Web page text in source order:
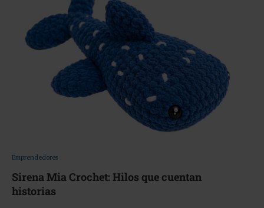
Emprendedores
Sirena Mia Crochet: Hilos que cuentan
historias